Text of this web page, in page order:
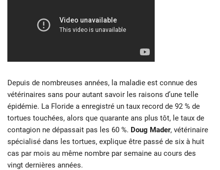
Depuis de nombreuses années, la maladie est connue des
vétérinaires sans pour autant savoir les raisons d’une telle
épidémie. La Floride a enregistré un taux record de 92 % de
tortues touchées, alors que quarante ans plus tôt, le taux de
contagion ne dépassait pas les 60 %. Doug Mader, vétérinaire
spécialisé dans les tortues, explique être passé de six à huit
cas par mois au même nombre par semaine au cours des
vingt dernières années.